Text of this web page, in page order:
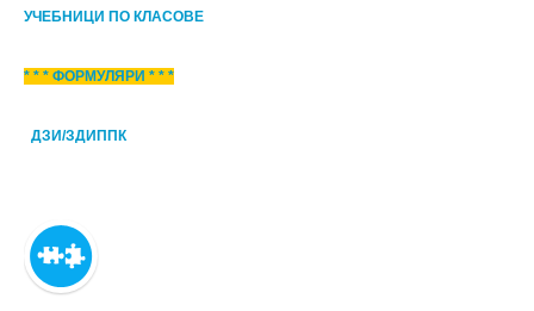
УЧЕБНИЦИ ПО КЛАСОВЕ
* * * ФОРМУЛЯРИ * * *
ДЗИ/ЗДИППК